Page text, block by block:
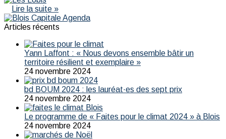
Lire la suite »
Articles récents
Yann Laffont : « Nous devons ensemble bâtir un
territoire résilient et exemplaire »
24 novembre 2024
bd BOUM 2024 : les lauréat·es des sept prix
24 novembre 2024
Le programme de « Faites pour le climat 2024 » à Blois
24 novembre 2024